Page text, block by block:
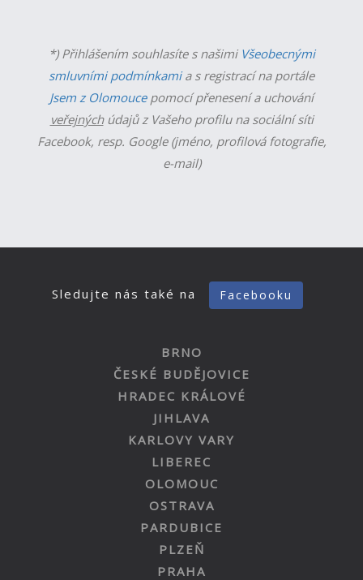
*) Přihlášením souhlasíte s našimi Všeobecnými
smluvními podmínkamia s registrací na portále
Jsem z Olomoucepomocí přenesení a uchování
veřejnýchúdajů z Vašeho profilu na sociální síti
Facebook, resp. Google (jméno, profilová fotografie,
e-mail)
Sledujte nás také na Facebooku
BRNO
ČESKÉ BUDĚJOVICE
HRADEC KRÁLOVÉ
JIHLAVA
KARLOVY VARY
LIBEREC
OLOMOUC
OSTRAVA
PARDUBICE
PLZEŇ
PRAHA